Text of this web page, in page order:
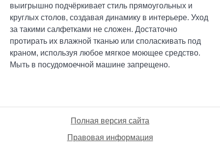
выигрышно подчёркивает стиль прямоугольных и
круглых столов, создавая динамику в интерьере. Уход
за такими салфетками не сложен. Достаточно
протирать их влажной тканью или споласкивать под
краном, используя любое мягкое моющее средство.
Мыть в посудомоечной машине запрещено.
Полная версия сайта
Правовая информация